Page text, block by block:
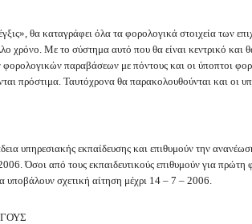
θα καταγράφει όλα τα φορολογικά στοιχεία των
χρόνο. Με το σύστημα αυτό που θα είναι κεντρικό και θα
φορολογικών παραβάσεων με πόντους και οι ύποπτοι
πρόστιμα. Ταυτόχρονα θα παρακολουθούνται και οι
υπηρεσιακής εκπαίδευσης και επιθυμούν την
Όσοι από τους εκπαιδευτικούς επιθυμούν για πρώτη
υποβάλουν σχετική αίτηση μέχρι 14 – 7 – 2006.